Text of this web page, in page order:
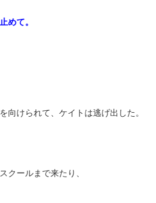
めて。
向けられて、ケイトは逃げ出した。
クールまで来たり、